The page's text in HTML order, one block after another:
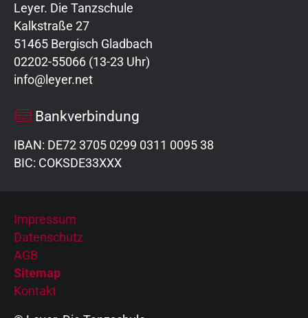
Leyer. Die Tanzschule
Kalkstraße 27
51465 Bergisch Gladbach
02202-55066 (13-23 Uhr)
info@leyer.net
Bankverbindung
IBAN: DE72 3705 0299 0311 0095 38
BIC: COKSDE33XXX
Impressum
Datenschutz
AGB
Sitemap
Kontakt